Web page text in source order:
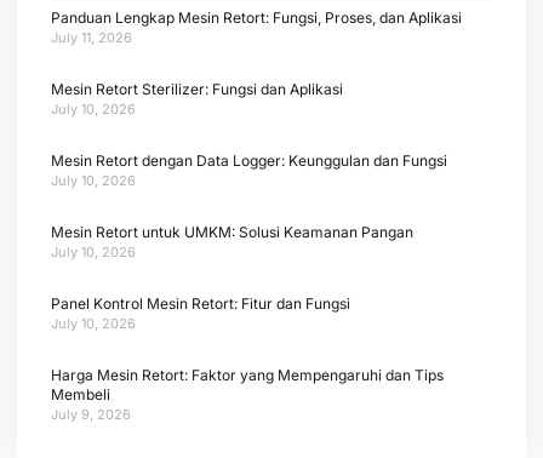
Panduan Lengkap Mesin Retort: Fungsi, Proses, dan Aplikasi
July 11, 2026
Mesin Retort Sterilizer: Fungsi dan Aplikasi
July 10, 2026
Mesin Retort dengan Data Logger: Keunggulan dan Fungsi
July 10, 2026
Mesin Retort untuk UMKM: Solusi Keamanan Pangan
July 10, 2026
Panel Kontrol Mesin Retort: Fitur dan Fungsi
July 10, 2026
Harga Mesin Retort: Faktor yang Mempengaruhi dan Tips
Membeli
July 9, 2026